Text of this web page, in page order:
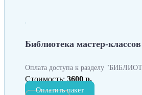
Библиотека мастер-
Оплата доступа к разделу
Стоимость: 3600 р.
Оплатить пакет